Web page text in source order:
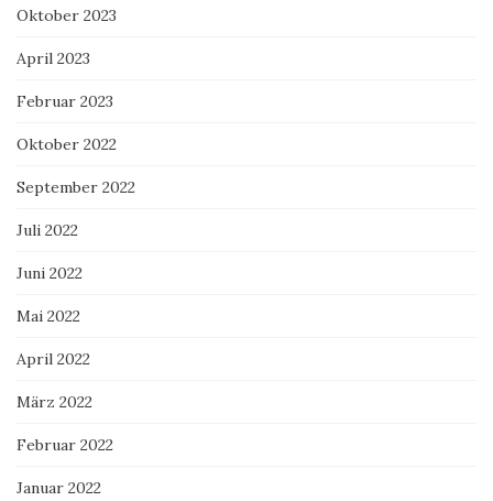
Oktober 2023
April 2023
Februar 2023
Oktober 2022
September 2022
Juli 2022
Juni 2022
Mai 2022
April 2022
März 2022
Februar 2022
Januar 2022